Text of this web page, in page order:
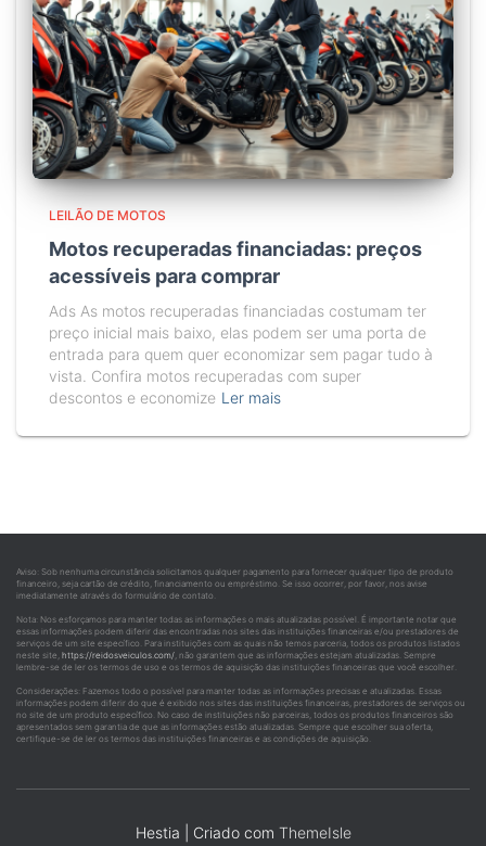
LEILÃO DE MOTOS
Motos recuperadas financiadas: preços
acessíveis para comprar
Ads As motos recuperadas financiadas costumam ter
preço inicial mais baixo, elas podem ser uma porta de
entrada para quem quer economizar sem pagar tudo à
vista. Confira motos recuperadas com super
descontos e economize Ler mais
Aviso: Sob nenhuma circunstância solicitamos qualquer pagamento para fornecer qualquer tipo de produto
financeiro, seja cartão de crédito, financiamento ou empréstimo. Se isso ocorrer, por favor, nos avise
imediatamente através do formulário de contato.
Nota: Nos esforçamos para manter todas as informações o mais atualizadas possível. É importante notar que
essas informações podem diferir das encontradas nos sites das instituições financeiras e/ou prestadores de
serviços de um site específico. Para instituições com as quais não temos parceria, todos os produtos listados
neste site, https://reidosveiculos.com/, não garantem que as informações estejam atualizadas. Sempre
lembre-se de ler os termos de uso e os termos de aquisição das instituições financeiras que você escolher.
Considerações: Fazemos todo o possível para manter todas as informações precisas e atualizadas. Essas
informações podem diferir do que é exibido nos sites das instituições financeiras, prestadores de serviços ou
no site de um produto específico. No caso de instituições não parceiras, todos os produtos financeiros são
apresentados sem garantia de que as informações estão atualizadas. Sempre que escolher sua oferta,
certifique-se de ler os termos das instituições financeiras e as condições de aquisição.
Hestia | Criado com ThemeIsle